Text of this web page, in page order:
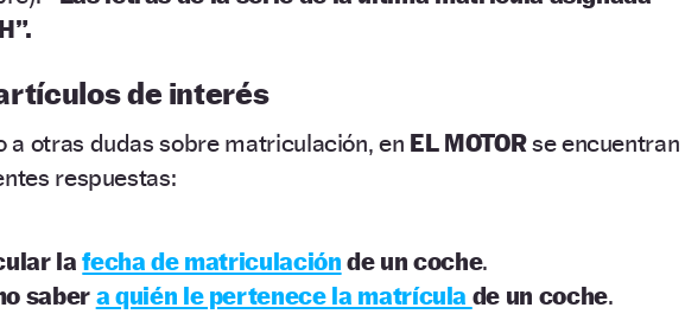
de interés
a otras dudas sobre matriculación, en EL MOTORse encuentran
respuestas:
lafecha de matriculación de un coche.
sabera quién le pertenece la matrícula de un coche.